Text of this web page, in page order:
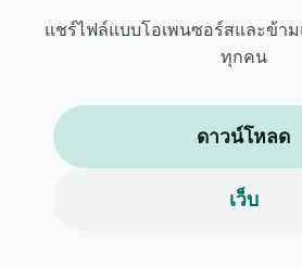
แชร์ไฟล์แบบโอเพนซอร์สและข้า
ทุกคน
ดาวน์โหลด
เว็บ